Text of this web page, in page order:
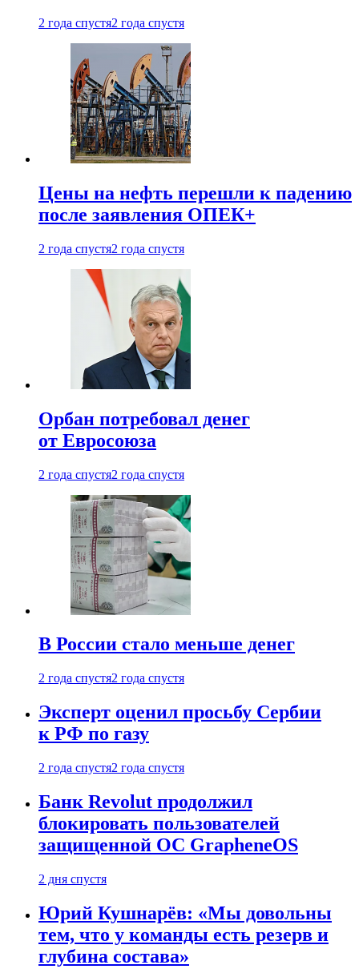
2 года спустя2 года спустя
Цены на нефть перешли к падению
после заявления ОПЕК+
2 года спустя2 года спустя
Орбан потребовал денег
от Евросоюза
2 года спустя2 года спустя
В России стало меньше денег
2 года спустя2 года спустя
Эксперт оценил просьбу Сербии
к РФ по газу
2 года спустя2 года спустя
Банк Revolut продолжил
блокировать пользователей
защищенной ОС GrapheneOS
2 дня спустя
Юрий Кушнарёв: «Мы довольны
тем, что у команды есть резерв и
глубина состава»